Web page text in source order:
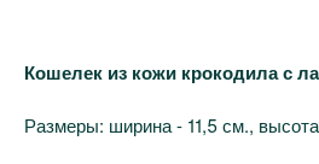
Кошелек из кожи крокодила с
Размеры: ширина - 11,5 см.,